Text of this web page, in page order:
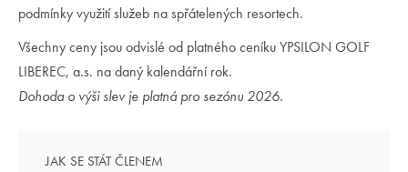
podmínky využití služeb na spřátelených resortech.
Všechny ceny jsou odvislé od platného ceníku YPSILON GOLF
LIBEREC, a.s. na daný kalendářní rok.
Dohoda o výši slev je platná pro sezónu 2026.
JAK SE STÁT ČLENEM